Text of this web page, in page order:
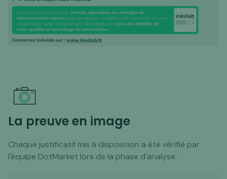
La preuve en image
Chaque justificatif mis à disposition a été vérifié par
l'équipe DotMarket lors de la phase d'analyse.